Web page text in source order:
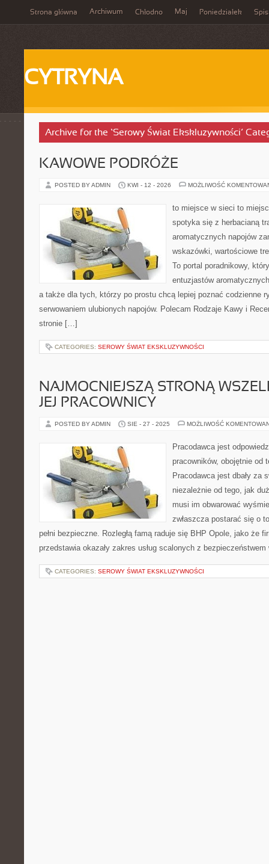
Strona główna Archiwum Chłodno Maj Poniedziałek Spis
CYTRYNA
Archive for the ‘Serowy Świat Ekskluzywności’
KAWOWE PODRÓŻE
POSTED BY ADMIN KWI - 12 - 2026 MOŻLIWOŚĆ
to miejsce w sieci to
spotyka się z herbacianą
aromatycznych napojów
wskazówki, wartościowe
To portal poradnikowy,
entuzjastów
a także dla tych, którzy po prostu chcą lepiej poznać codzienne
serwowaniem ulubionych napojów. Polecam Rodzaje Kawy i
stronie […]
CATEGORIES: SEROWY ŚWIAT EKSKLUZYWNOŚCI
NAJMOCNIEJSZĄ STRONĄ
JEJ PRACOWNICY
POSTED BY ADMIN SIE - 27 - 2025 MOŻLIWOŚĆ
Pracodawca jest
pracowników, obojętnie od
Pracodawca jest dbały za
niezależnie od tego, jak
musi im obwarować
zwłaszcza postarać się o
pełni bezpieczne. Rozległą famą raduje się BHP Opole, jako że
przedstawia okazały zakres usług scalonych z
CATEGORIES: SEROWY ŚWIAT EKSKLUZYWNOŚCI